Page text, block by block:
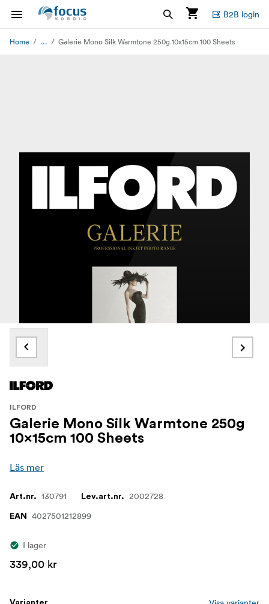
B2B login
Home ... Galerie Mono Silk Warmtone 250g 10x15cm 100 Sheets
ILFORD
Galerie Mono Silk Warmtone 250g
10x15cm 100 Sheets
Läs mer
Art.nr. 130791 Lev.art.nr. 2002728
EAN 4027501212899
I lager
339,00 kr